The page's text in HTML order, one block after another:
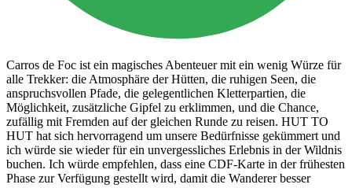
Carros de Foc ist ein magisches Abenteuer mit ein wenig Würze für
alle Trekker: die Atmosphäre der Hütten, die ruhigen Seen, die
anspruchsvollen Pfade, die gelegentlichen Kletterpartien, die
Möglichkeit, zusätzliche Gipfel zu erklimmen, und die Chance,
zufällig mit Fremden auf der gleichen Runde zu reisen. HUT TO
HUT hat sich hervorragend um unsere Bedürfnisse gekümmert und
ich würde sie wieder für ein unvergessliches Erlebnis in der Wildnis
buchen. Ich würde empfehlen, dass eine CDF-Karte in der frühesten
Phase zur Verfügung gestellt wird, damit die Wanderer besser